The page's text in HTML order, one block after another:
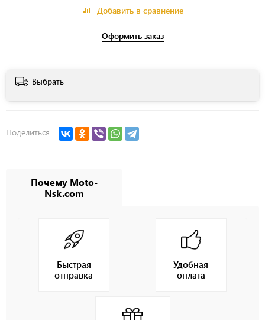
Добавить в сравнение
Оформить заказ
Выбрать
Поделиться
Почему Moto-
Nsk.com
Быстрая
отправка
Удобная
оплата